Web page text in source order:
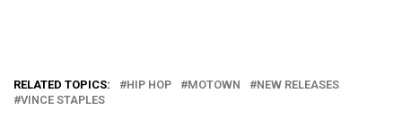
RELATED TOPICS: HIP HOP MOTOWN
NEW RELEASES
VINCE STAPLES